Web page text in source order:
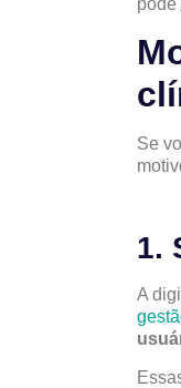
Se
1.
A